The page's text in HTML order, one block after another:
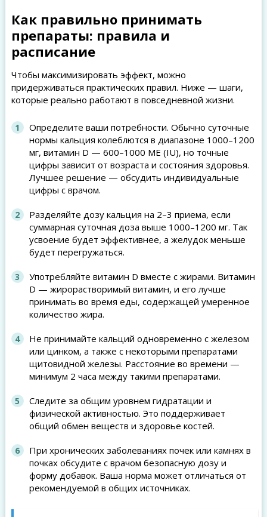
Как правильно принимать
препараты: правила и
расписание
Чтобы максимизировать эффект, можно
придерживаться практических правил. Ниже — шаги,
которые реально работают в повседневной жизни.
Определите ваши потребности. Обычно суточные
нормы кальция колеблются в диапазоне 1000–1200
мг, витамин D — 600–1000 МЕ (IU), но точные
цифры зависит от возраста и состояния здоровья.
Лучшее решение — обсудить индивидуальные
цифры с врачом.
Разделяйте дозу кальция на 2–3 приема, если
суммарная суточная доза выше 1000–1200 мг. Так
усвоение будет эффективнее, а желудок меньше
будет перегружаться.
Употребляйте витамин D вместе с жирами. Витамин
D — жирорастворимый витамин, и его лучше
принимать во время еды, содержащей умеренное
количество жира.
Не принимайте кальций одновременно с железом
или цинком, а также с некоторыми препаратами
щитовидной железы. Расстояние во времени —
минимум 2 часа между такими препаратами.
Следите за общим уровнем гидратации и
физической активностью. Это поддерживает
общий обмен веществ и здоровье костей.
При хронических заболеваниях почек или камнях в
почках обсудите с врачом безопасную дозу и
форму добавок. Ваша норма может отличаться от
рекомендуемой в общих источниках.